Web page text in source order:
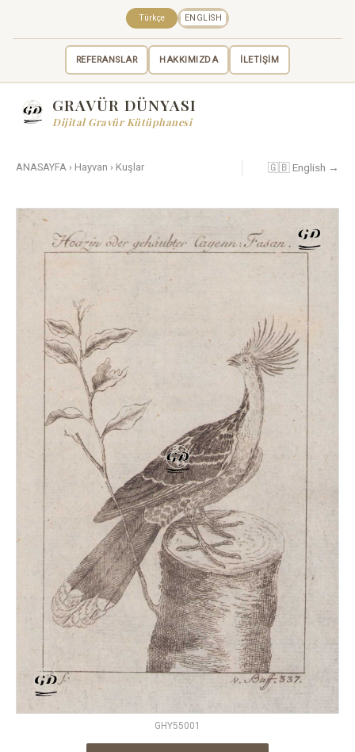
REFERANSLAR HAKKIMIZDA İLETİŞİM
Türkçe ENGLISH
GRAVÜR DÜNYASI
Dijital Gravür Kütüphanesi
ANASAYFA › Hayvan › Kuşlar 🇬🇧 English →
GHY55001